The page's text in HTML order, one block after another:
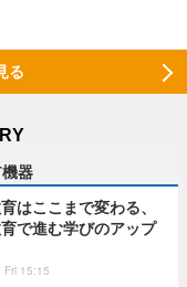
る
器
はここまで変わる、
で進む学びのアップ
Fri 15:15